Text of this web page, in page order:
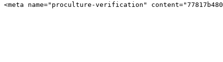
<meta name="proculture-verification"